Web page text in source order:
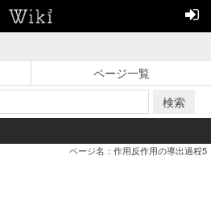
ページ一覧
検索
ページ名：作用反作用の導出過程5